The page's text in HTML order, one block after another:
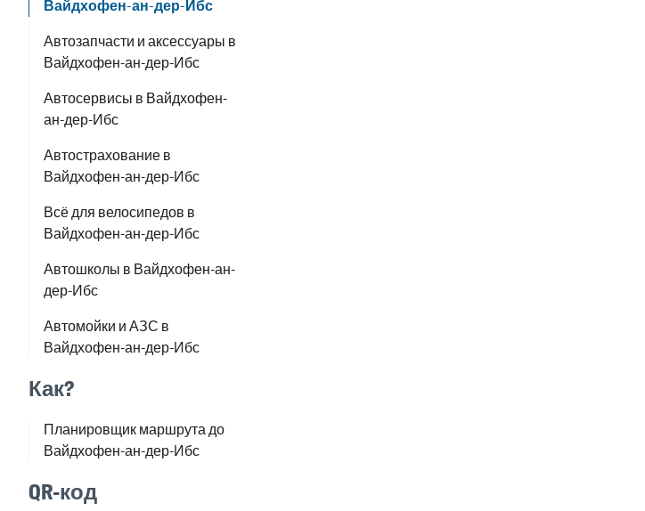
Вайдхофен-ан-дер-Ибс
Автозапчасти и аксессуары в
Вайдхофен-ан-дер-Ибс
Автосервисы в Вайдхофен-
ан-дер-Ибс
Автострахование в
Вайдхофен-ан-дер-Ибс
Всё для велосипедов в
Вайдхофен-ан-дер-Ибс
Автошколы в Вайдхофен-ан-
дер-Ибс
Автомойки и АЗС в
Вайдхофен-ан-дер-Ибс
Как?
Планировщик маршрута до
Вайдхофен-ан-дер-Ибс
QR-код